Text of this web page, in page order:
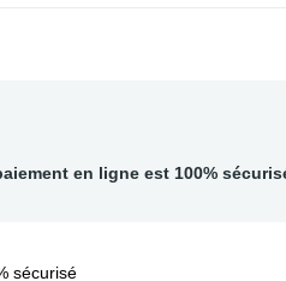
en ligne est 100%
sécurisé